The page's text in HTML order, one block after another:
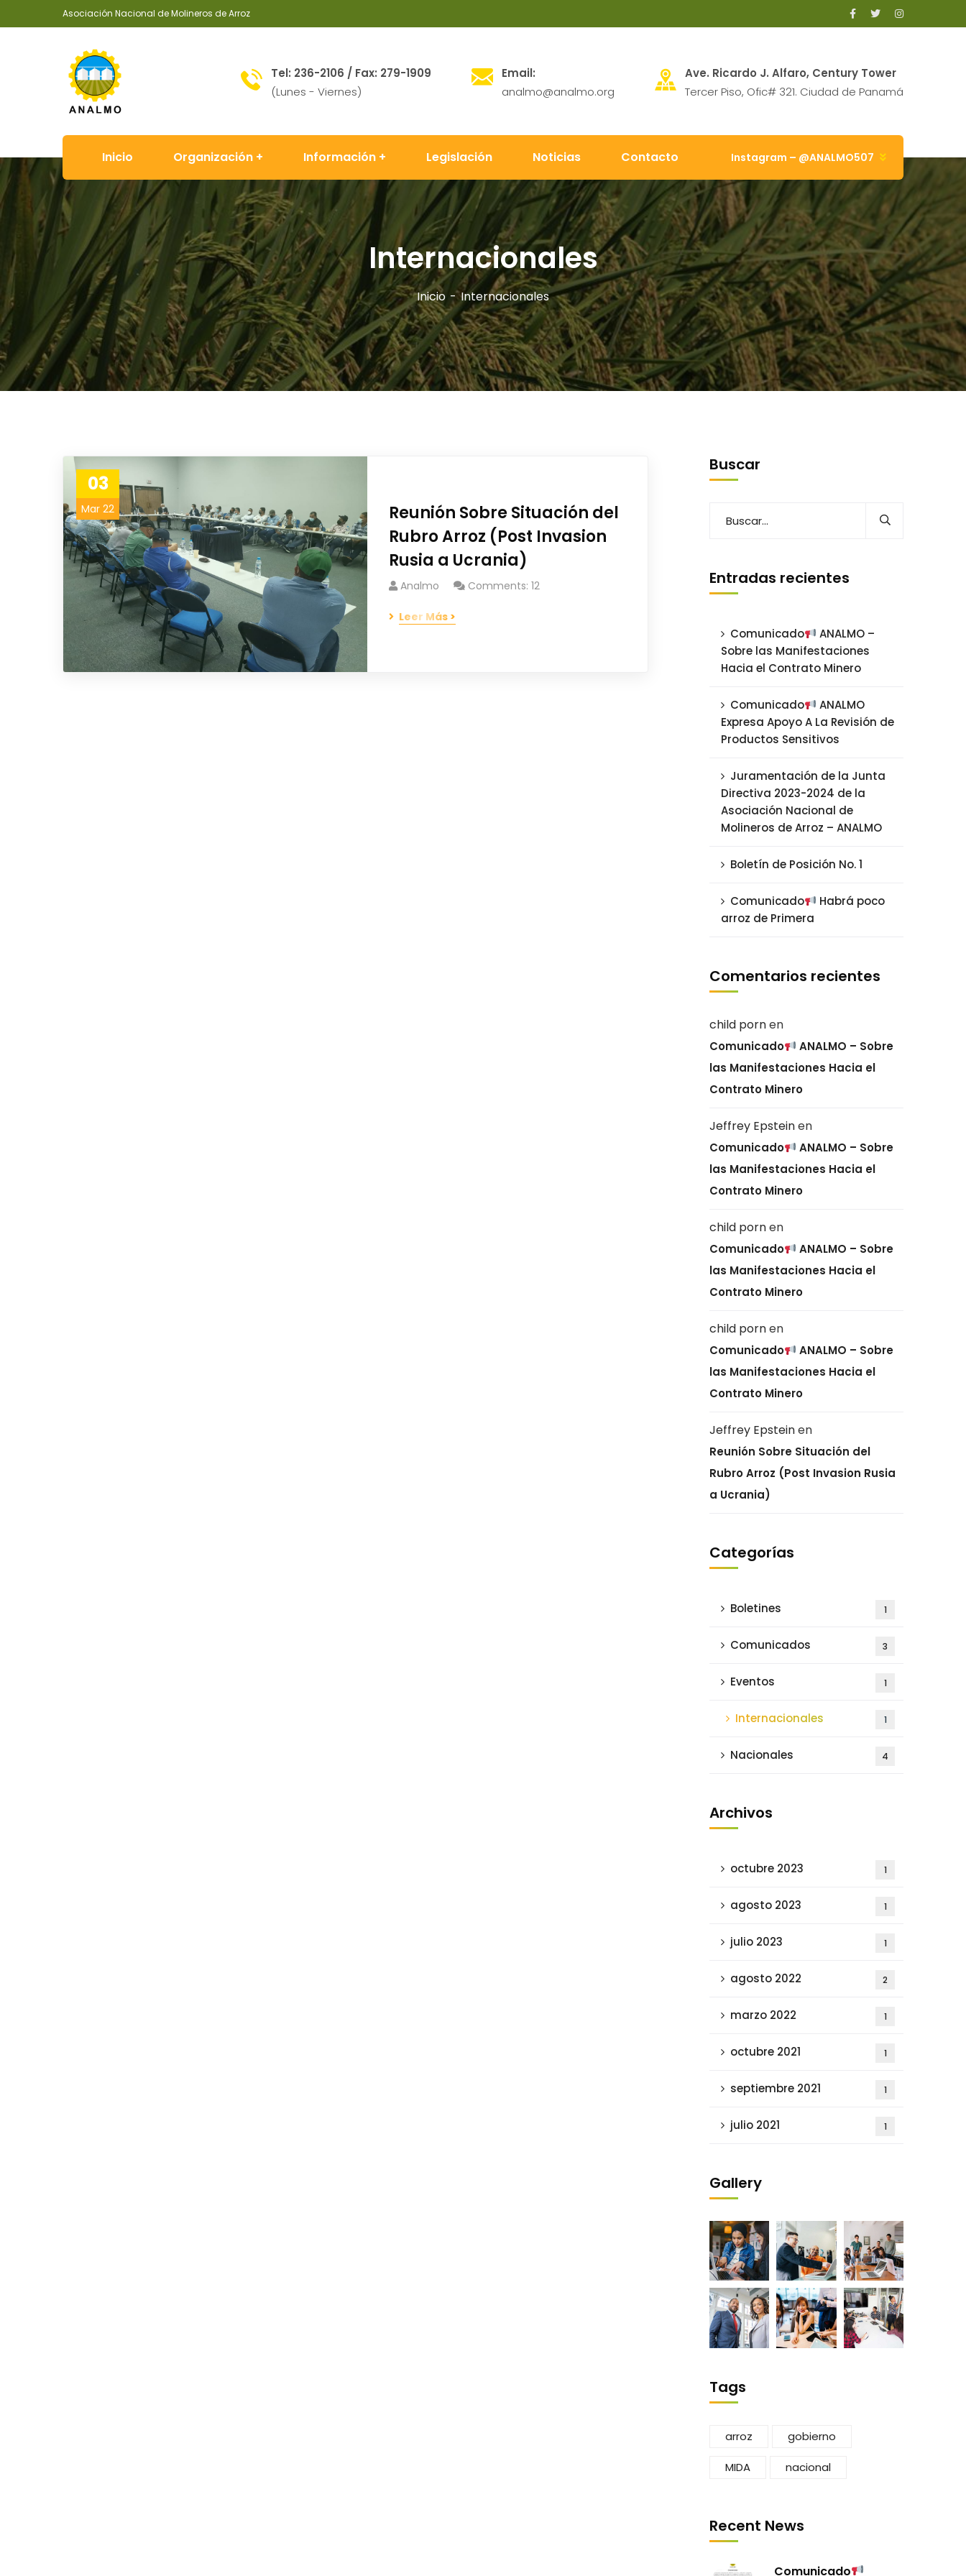
Asociación Nacional de Molineros de Arroz
Tel: 236-2106 / Fax: 279-1909
(Lunes - Viernes)
Email:
analmo@analmo.org
Ave. Ricardo J. Alfaro, Century Tower
Tercer Piso, Ofic# 321. Ciudad de Panamá
Inicio Organización Información Legislación Noticias Contacto Instagram – @ANALMO507
Internacionales
Inicio Internacionales
03
Mar 22
Reunión Sobre Situación del
Rubro Arroz (Post Invasion
Rusia a Ucrania)
Analmo Comments: 12
Leer Más >
Buscar
Entradas recientes
Comunicado
ANALMO –
Sobre las Manifestaciones
Hacia el Contrato Minero
Comunicado
ANALMO
Expresa Apoyo A La Revisión de
Productos Sensitivos
Juramentación de la Junta
Directiva 2023-2024 de la
Asociación Nacional de
Molineros de Arroz – ANALMO
Boletín de Posición No. 1
Comunicado
Habrá poco
arroz de Primera
Comentarios recientes
child pornen
Comunicado
ANALMO – Sobre
las Manifestaciones Hacia el
Contrato Minero
Jeffrey Epsteinen
Comunicado
ANALMO – Sobre
las Manifestaciones Hacia el
Contrato Minero
child pornen
Comunicado
ANALMO – Sobre
las Manifestaciones Hacia el
Contrato Minero
child pornen
Comunicado
ANALMO – Sobre
las Manifestaciones Hacia el
Contrato Minero
Jeffrey Epsteinen
Reunión Sobre Situación del
Rubro Arroz (Post Invasion Rusia
a Ucrania)
Categorías
Boletines 1
Comunicados 3
Eventos 1
Internacionales 1
Nacionales 4
Archivos
octubre 2023 1
agosto 2023 1
julio 2023 1
agosto 2022 2
marzo 2022 1
octubre 2021 1
septiembre 2021 1
julio 2021 1
Gallery
Tags
arroz gobierno
MIDA nacional
Recent News
Comunicado